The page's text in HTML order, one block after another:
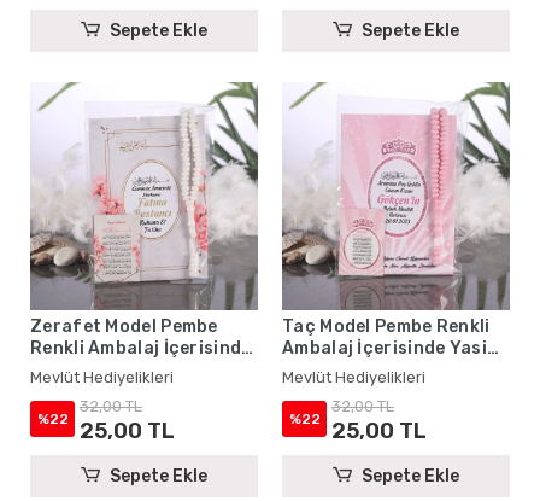
Sepete Ekle Sepete Ekle
Zerafet Model Pembe
Renkli Ambalaj İçerisinde
Yasin Kitabı, Magnet ve
Tesbih - Mevlüt
Hediyelikleri
Mevlüt Hediyelikleri
%22
32,00 TL
25,00 TL
Sepete Ekle
Taç Model Pembe Renkli
Ambalaj İçerisinde Yasin
Kitabı, Magnet ve Tesbih -
Mevlüt Hediyelikleri
Mevlüt Hediyelikleri
%22
32,00 TL
25,00 TL
Sepete Ekle